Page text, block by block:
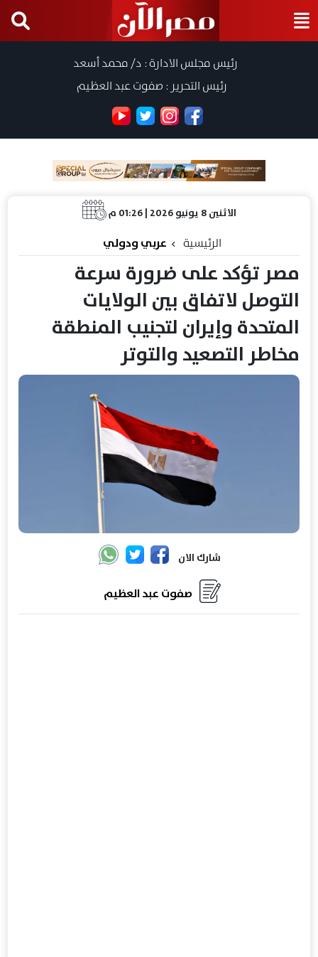
رئيس مجلس الادارة : د/ محمد أسعد
رئيس التحرير : صفوت عبد العظيم
الاثنين 8 يونيو 2026 | 01:26 م
الرئيسية عربي ودولي
مصر تؤكد على ضرورة سرعة
التوصل لاتفاق بين الولايات
المتحدة وإيران لتجنيب المنطقة
مخاطر التصعيد والتوتر
شارك الان
صفوت عبد العظيم